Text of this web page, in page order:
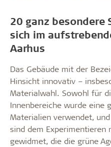
20 ganz besondere
sich im
Aarhus
Das Gebäude mit der
Hinsicht innovativ –
Materialwahl. Sowohl für
Innenbereiche wurde eine
Materialien verwendet,
sind dem Experimentieren
gewidmet, die die grüne